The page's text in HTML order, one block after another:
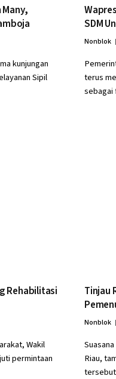
kunjungan
Sipil
SDM
Nonblok
terus
sebagai
Rehabilitasi
Wakil
permintaan
Tinjau
Nonblok
Riau,